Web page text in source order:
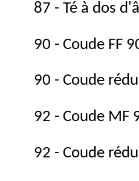
87 - Té à dos
90 - Coude FF
90 - Coude
92 - Coude MF
92 - Coude